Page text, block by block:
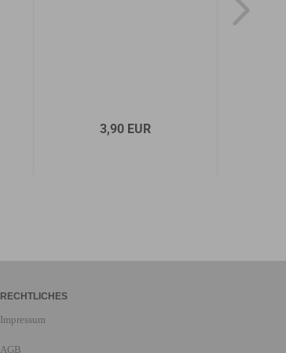
3,90 EUR
RECHTLICHES
Impressum
AGB